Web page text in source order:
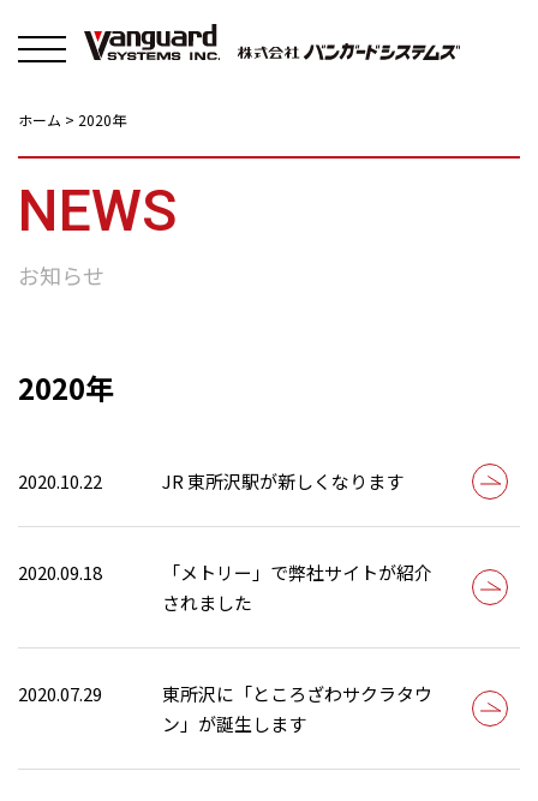
Solutions About
ホーム > 2020年
NEWS
お知らせ
2020年
2020.10.22 JR 東所沢駅が新しくなります
2020.09.18
「メトリー」で弊社サイトが紹介
されました
2020.07.29
東所沢に「ところざわサクラタウ
ン」が誕生します